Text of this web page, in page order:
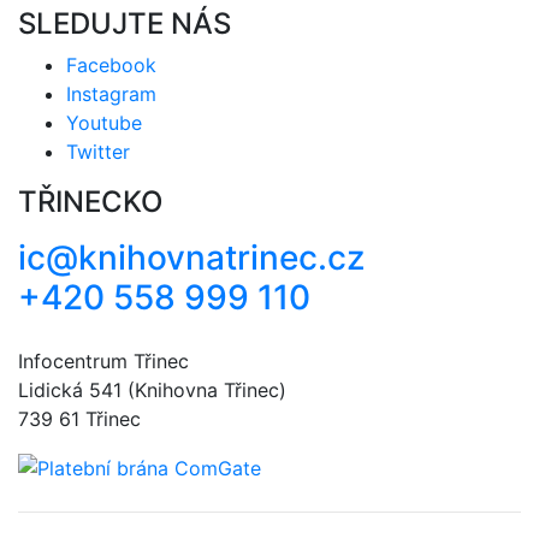
SLEDUJTE NÁS
Facebook
Instagram
Youtube
Twitter
TŘINECKO
ic@knihovnatrinec.cz
+420 558 999 110
Infocentrum Třinec
Lidická 541 (Knihovna Třinec)
739 61 Třinec